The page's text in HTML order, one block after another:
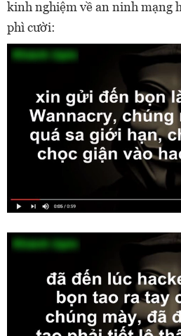
kinh nghiệm về an ninh mạng
phì cười: